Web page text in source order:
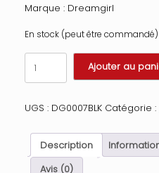
Marque : Dreamgirl
En stock (peut être commandé)
quantité
de
Bas
noirs
pour
jarretelles
Taille
Ajouter au
UGS : DG0007BLK Catégorie :
Description
Avis (0)